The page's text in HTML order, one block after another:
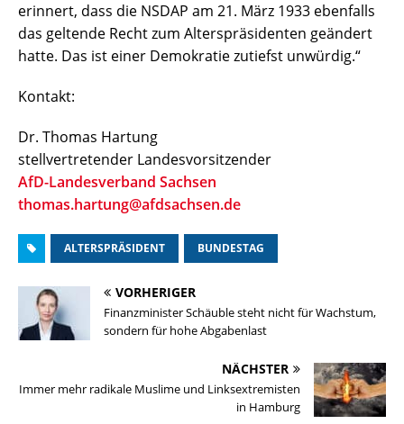
erinnert, dass die NSDAP am 21. März 1933 ebenfalls
das geltende Recht zum Alterspräsidenten geändert
hatte. Das ist einer Demokratie zutiefst unwürdig.“
Kontakt:
Dr. Thomas Hartung
stellvertretender Landesvorsitzender
AfD-Landesverband Sachsen
thomas.hartung@afdsachsen.de
ALTERSPRÄSIDENT BUNDESTAG
VORHERIGER
Finanzminister Schäuble steht nicht für Wachstum,
sondern für hohe Abgabenlast
NÄCHSTER
Immer mehr radikale Muslime und Linksextremisten
in Hamburg